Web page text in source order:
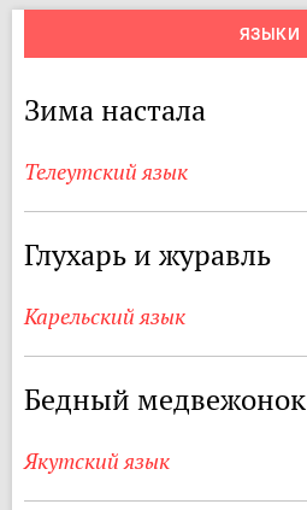
ЯЗЫКИ
Зима настала
Телеутский язык
Глухарь и журавль
Карельский язык
Бедный медвежонок
Якутский язык